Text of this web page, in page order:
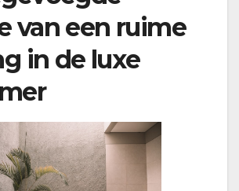
van een ruime
in de luxe